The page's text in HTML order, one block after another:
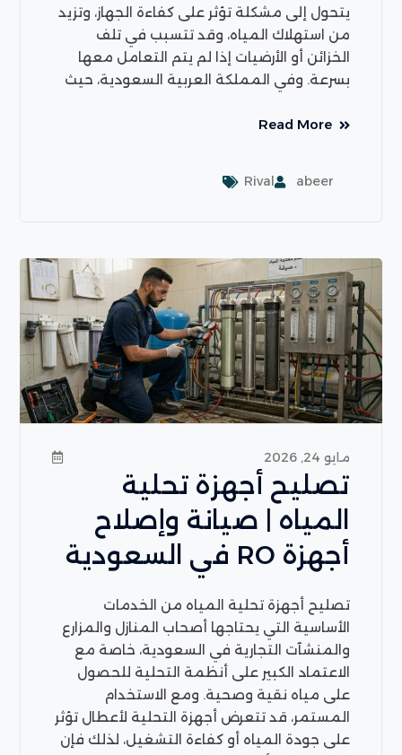
يتحول إلى مشكلة تؤثر على كفاءة الجهاز، وتزيد
من استهلاك المياه، وقد تتسبب في تلف
الخزائن أو الأرضيات إذا لم يتم التعامل معها
بسرعة. وفي المملكة العربية السعودية، حيث
Read More
abeer
Rival
مايو 24, 2026
تصليح أجهزة تحلية
المياه | صيانة وإصلاح
أجهزة RO في السعودية
تصليح أجهزة تحلية المياه من الخدمات
الأساسية التي يحتاجها أصحاب المنازل والمزارع
والمنشآت التجارية في السعودية، خاصة مع
الاعتماد الكبير على أنظمة التحلية للحصول
على مياه نقية وصحية. ومع الاستخدام
المستمر، قد تتعرض أجهزة التحلية لأعطال تؤثر
على جودة المياه أو كفاءة التشغيل، لذلك فإن